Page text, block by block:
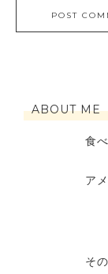
ABOUT ME
食
ア
そ